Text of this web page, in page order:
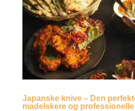
Japanske knive – Den
madelskere og